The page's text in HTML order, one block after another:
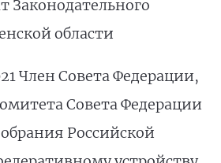
Законодательного
области
Член Совета Федерации,
Совета Федерации
Российской